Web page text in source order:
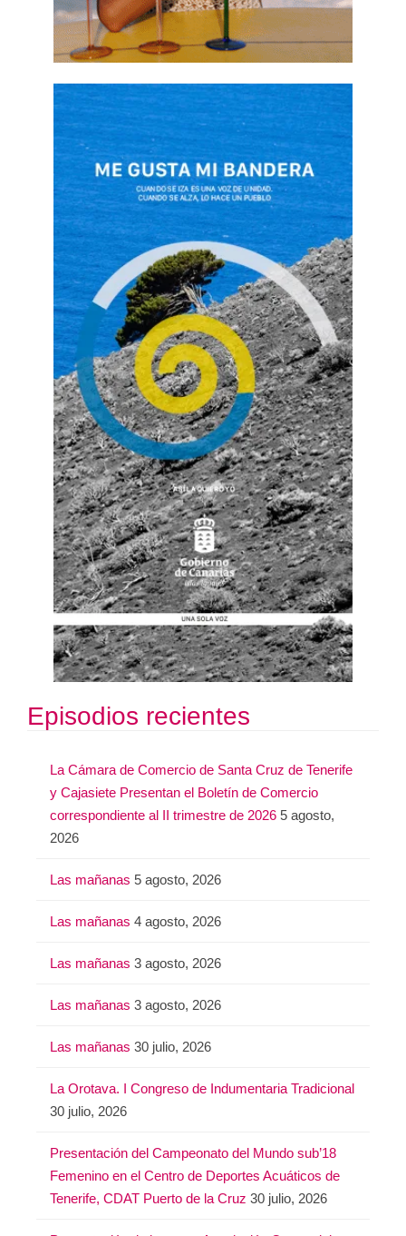
Episodios recientes
La Cámara de Comercio de Santa Cruz de Tenerife
y Cajasiete Presentan el Boletín de Comercio
correspondiente al II trimestre de 2026 5 agosto,
2026
Las mañanas 5 agosto, 2026
Las mañanas 4 agosto, 2026
Las mañanas 3 agosto, 2026
Las mañanas 3 agosto, 2026
Las mañanas 30 julio, 2026
La Orotava. I Congreso de Indumentaria Tradicional
30 julio, 2026
Presentación del Campeonato del Mundo sub’18
Femenino en el Centro de Deportes Acuáticos de
Tenerife, CDAT Puerto de la Cruz 30 julio, 2026